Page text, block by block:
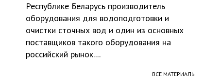
Республике Беларусь производитель
оборудования для водоподготовки и
очистки сточных вод и один из основных
поставщиков такого оборудования на
российский рынок....
ВСЕ МАТЕРИАЛЫ